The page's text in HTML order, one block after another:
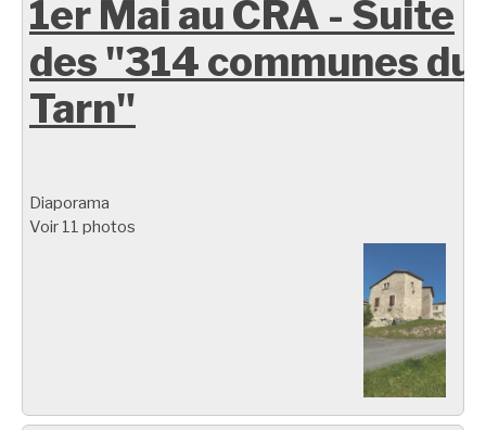
1er Mai au CRA - Suite
des "314 communes du
Tarn"
Diaporama
Voir 11 photos